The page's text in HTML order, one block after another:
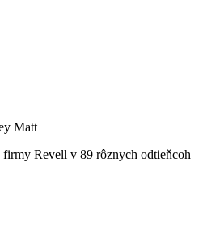
Matt
Revell v 89 rôznych odtieňcoh